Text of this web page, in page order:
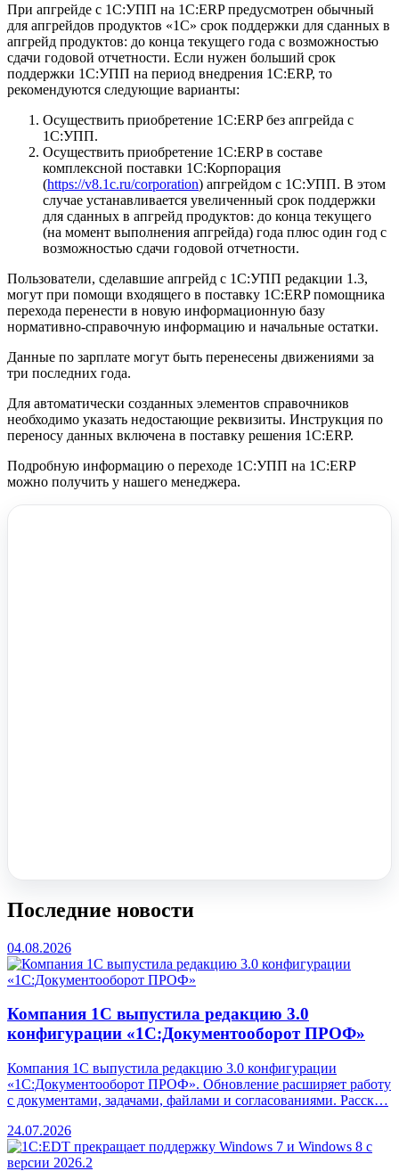
При апгрейде с 1С:УПП на 1С:ERP предусмотрен обычный
для апгрейдов продуктов «1С» срок поддержки для сданных в
апгрейд продуктов: до конца текущего года с возможностью
сдачи годовой отчетности. Если нужен больший срок
поддержки 1С:УПП на период внедрения 1С:ERP, то
рекомендуются следующие варианты:
Осуществить приобретение 1С:ERP без апгрейда с
1С:УПП.
Осуществить приобретение 1С:ERP в составе
комплексной поставки 1С:Корпорация
(https://v8.1c.ru/corporation) апгрейдом с 1С:УПП. В этом
случае устанавливается увеличенный срок поддержки
для сданных в апгрейд продуктов: до конца текущего
(на момент выполнения апгрейда) года плюс один год с
возможностью сдачи годовой отчетности.
Пользователи, сделавшие апгрейд с 1С:УПП редакции 1.3,
могут при помощи входящего в поставку 1С:ERP помощника
перехода перенести в новую информационную базу
нормативно-справочную информацию и начальные остатки.
Данные по зарплате могут быть перенесены движениями за
три последних года.
Для автоматически созданных элементов справочников
необходимо указать недостающие реквизиты. Инструкция по
переносу данных включена в поставку решения 1С:ERP.
Подробную информацию о переходе 1С:УПП на 1С:ERP
можно получить у нашего менеджера.
Последние новости
04.08.2026
Компания 1С выпустила редакцию 3.0
конфигурации «1С:Документооборот ПРОФ»
Компания 1С выпустила редакцию 3.0 конфигурации
«1С:Документооборот ПРОФ». Обновление расширяет работу
с документами, задачами, файлами и согласованиями. Расск…
24.07.2026